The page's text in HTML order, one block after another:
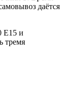
даётся
E15 и
тремя